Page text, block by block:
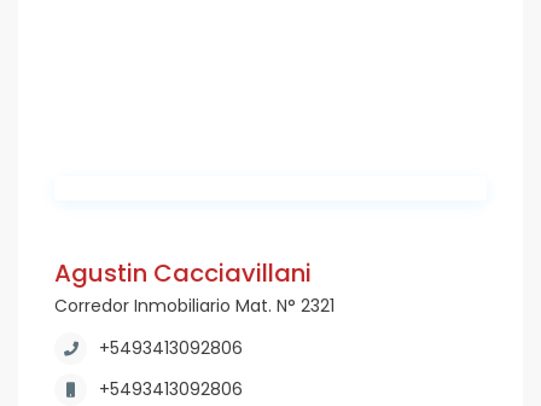
Agustin Cacciavillani
Corredor Inmobiliario Mat. N° 2321
+5493413092806
+5493413092806